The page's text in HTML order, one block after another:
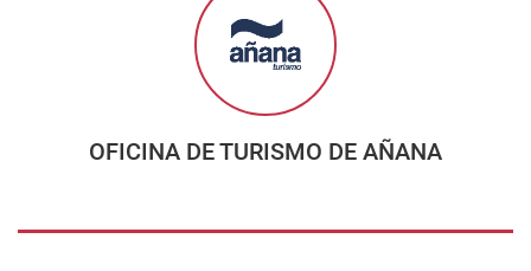
OFICINA DE TURISMO DE AÑANA